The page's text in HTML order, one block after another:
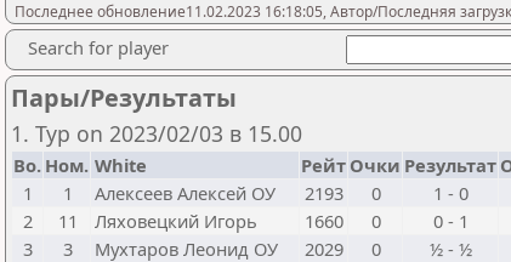
Последнее обновление11.02.2023 16:18:05, Автор/Последняя
Search for player
Пары/Результаты
1. Тур on 2023/02/03 в 15.00
Bo. Ном. White Рейт Очки Результат
1
1 Алексеев Алексей ОУ 2193 0 1 - 0
2
11 Ляховецкий Игорь 1660 0 0 - 1
3
3 Мухтаров Леонид ОУ 2029 0 ½ - ½